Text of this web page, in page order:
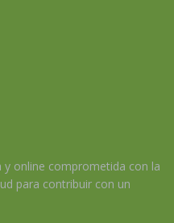
y online comprometida con la
para contribuir con un